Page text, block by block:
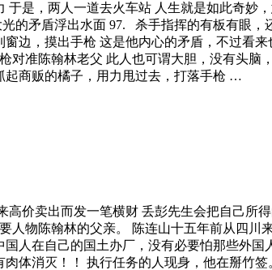
是，两人一道去火车站 人生就是如此奇妙
的矛盾浮出水面 97. 杀手指挥的有板有眼，
边，摸出手枪 这是他内心的矛盾，不过看
准陈翰林老父 此人也可谓大胆，没有头脑
起商贩的橘子，用力甩过去，打落手枪 …
价卖出而发一笔横财 丢彭先生会把自己所
物陈翰林的父亲。 陈连山十五年前从四
人在自己的国土办厂，没有必要怕那些外
体消灭！！ 执行任务的人现身，他在掰竹